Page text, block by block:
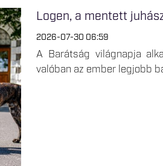
Logen, a mentett
2026-07-30 06:59
A Barátság világnapja
valóban az ember legjobb